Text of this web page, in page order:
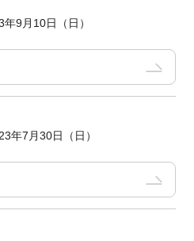
9月10日（日）
年7月30日（日）